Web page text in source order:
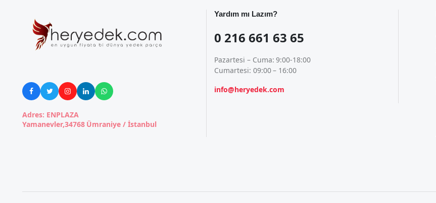
    
Adres: ENPLAZA
Yamanevler,34768 Ümraniye / İstanbul
Yardım mı Lazım?
0 216 661 63 65
Pazartesi – Cuma: 9:00-18:00
Cumartesi: 09:00 – 16:00
info@heryedek.com